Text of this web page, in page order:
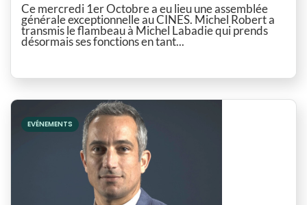
Ce mercredi 1er Octobre a eu lieu une assemblée
générale exceptionnelle au CINES. Michel Robert a
transmis le flambeau à Michel Labadie qui prends
désormais ses fonctions en tant...
EVÉNEMENTS